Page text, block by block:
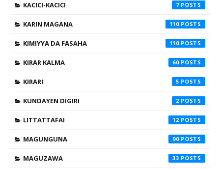
KACICI-KACICI 7
KARIN MAGANA 110
KIMIYYA DA FASAHA 110
KIRAR KALMA 60
KIRARI 5
KUNDAYEN DIGIRI 2
LITTATTAFAI 12
MAGUNGUNA 90
MAGUZAWA 33